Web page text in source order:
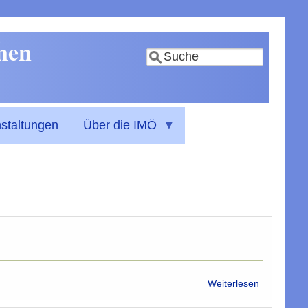
Suche
Über die IMÖ
Weiterlesen